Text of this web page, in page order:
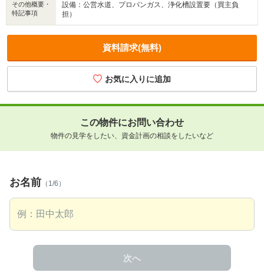
その他概要・
特記事項
設備：公営水道、プロパンガス、浄化槽設置要（買主負
担）
資料請求(無料)
この物件にお問い合わせ
物件の見学をしたい、資金計画の相談をしたいなど
お名前 （1/6）
次へ